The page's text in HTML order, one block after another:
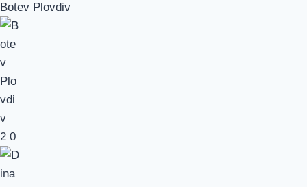
Botev Plovdiv
2 0